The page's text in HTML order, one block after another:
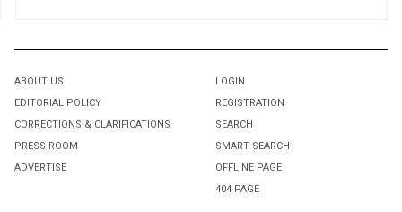
ABOUT US
EDITORIAL POLICY
CORRECTIONS & CLARIFICATIONS
PRESS ROOM
ADVERTISE
LOGIN
REGISTRATION
SEARCH
SMART SEARCH
OFFLINE PAGE
404 PAGE